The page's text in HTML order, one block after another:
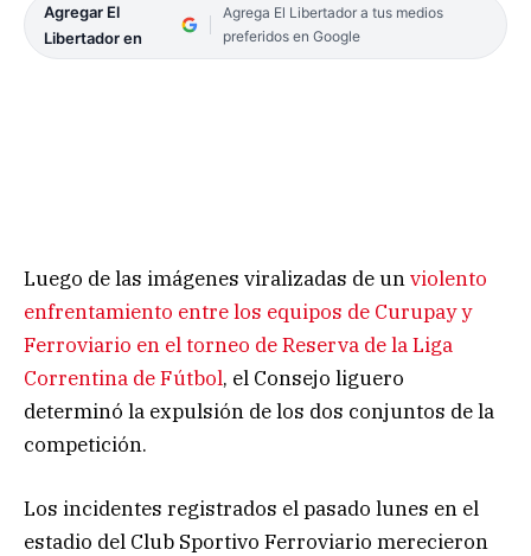
Agregar El
Libertador en
Agrega El Libertador a tus medios
preferidos en Google
Luego de las imágenes viralizadas de unviolento
enfrentamiento entre los equipos de Curupay y
Ferroviario en el torneo de Reserva de la Liga
Correntina de Fútbol, el Consejo liguero
determinó la expulsión de los dos conjuntos de la
competición.
Los incidentes registrados el pasado lunes en el
estadio del Club Sportivo Ferroviario merecieron